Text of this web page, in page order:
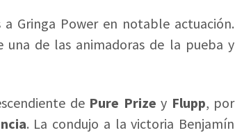
Gringa Power en notable actuación.
de las animadoras de la pueba y
de Pure Prize y Flupp, por
. La condujo a la victoria Benjamín